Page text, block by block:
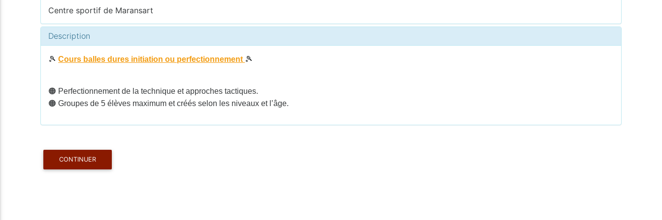
Centre sportif de Maransart
Description
🎾Cours balles dures initiation ou perfectionnement 🎾
🟠 Perfectionnement de la technique et approches tactiques.
🟠 Groupes de 5 élèves maximum et créés selon les niveaux et l’âge.
CONTINUER